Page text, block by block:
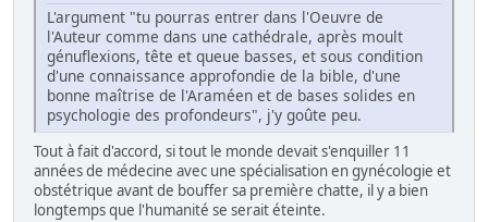
L'argument "tu pourras entrer dans l'Oeuvre de
l'Auteur comme dans une cathédrale, après moult
génuflexions, tête et queue basses, et sous condition
d'une connaissance approfondie de la bible, d'une
bonne maîtrise de l'Araméen et de bases solides en
psychologie des profondeurs", j'y goûte peu.
Tout à fait d'accord, si tout le monde devait s'enquiller 11
années de médecine avec une spécialisation en gynécologie et
obstétrique avant de bouffer sa première chatte, il y a bien
longtemps que l'humanité se serait éteinte.